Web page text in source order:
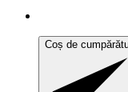
Coș de